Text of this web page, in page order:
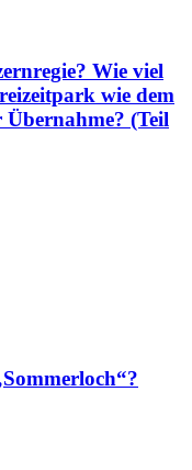
Wie viel
wie dem
(Teil